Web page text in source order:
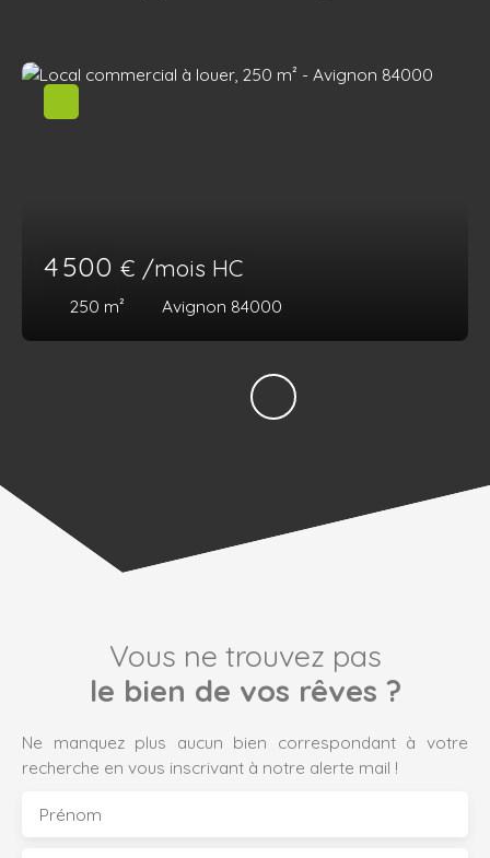
4 500 € /mois HC
250 m² Avignon 84000
Vous ne trouvez pas
le bien de vos rêves ?
Ne manquez plus aucun bien correspondant à votre
recherche en vous inscrivant à notre alerte mail !
Prénom